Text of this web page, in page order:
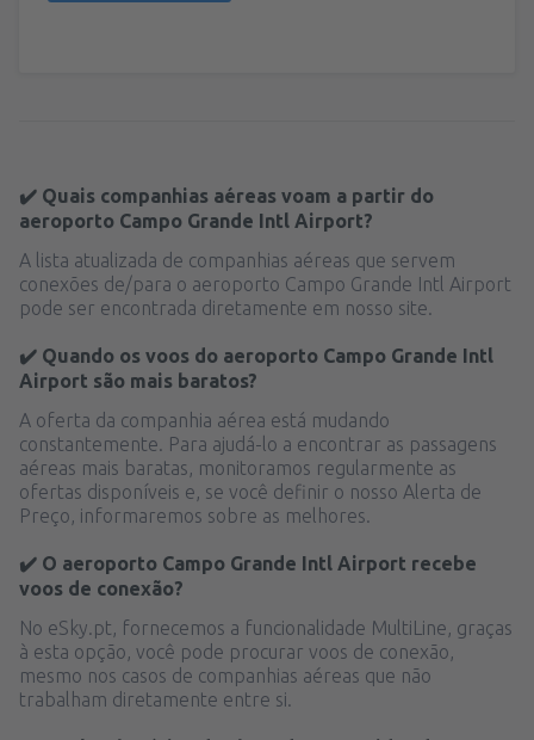
✔️ Quais companhias aéreas voam a partir do
aeroporto Campo Grande Intl Airport?
A lista atualizada de companhias aéreas que servem
conexões de/para o aeroporto Campo Grande Intl Airport
pode ser encontrada diretamente em nosso site.
✔️ Quando os voos do aeroporto Campo Grande Intl
Airport são mais baratos?
A oferta da companhia aérea está mudando
constantemente. Para ajudá-lo a encontrar as passagens
aéreas mais baratas, monitoramos regularmente as
ofertas disponíveis e, se você definir o nosso Alerta de
Preço, informaremos sobre as melhores.
✔️ O aeroporto Campo Grande Intl Airport recebe
voos de conexão?
No eSky.pt, fornecemos a funcionalidade MultiLine, graças
à esta opção, você pode procurar voos de conexão,
mesmo nos casos de companhias aéreas que não
trabalham diretamente entre si.